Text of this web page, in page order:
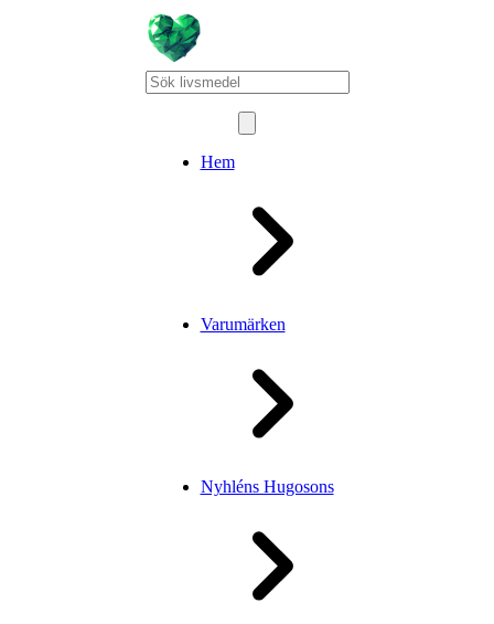
Hem
Varumärken
Nyhléns Hugosons